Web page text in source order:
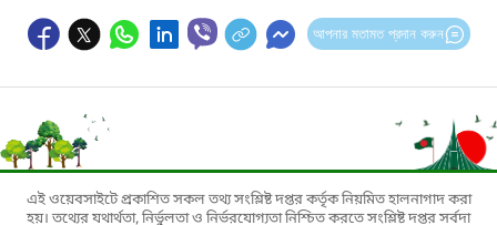
আপনার মতামত প্রদান করুন
এই ওয়েবসাইটে প্রকাশিত সকল তথ্য সংশ্লিষ্ট দপ্তর কর্তৃক নিয়মিত হালনাগাদ করা
হয়। তথ্যের যথার্থতা, নির্ভুলতা ও নির্ভরযোগ্যতা নিশ্চিত করতে সংশ্লিষ্ট দপ্তর সর্বদা